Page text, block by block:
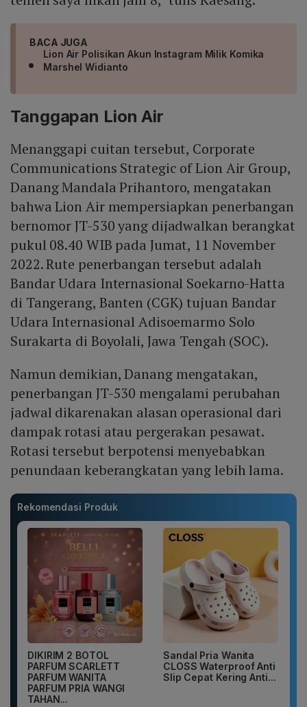
BACA JUGA
Lion Air Polisikan Akun Instagram Milik Komika
Marshel Widianto
Tanggapan Lion Air
Menanggapi cuitan tersebut, Corporate
Communications Strategic of Lion Air Group,
Danang Mandala Prihantoro, mengatakan
bahwa Lion Air mempersiapkan penerbangan
bernomor JT-530 yang dijadwalkan berangkat
pukul 08.40 WIB pada Jumat, 11 November
2022. Rute penerbangan tersebut adalah
Bandar Udara Internasional Soekarno-Hatta
di Tangerang, Banten (CGK) tujuan Bandar
Udara Internasional Adisoemarmo Solo
Surakarta di Boyolali, Jawa Tengah (SOC).
Namun demikian, Danang mengatakan,
penerbangan JT-530 mengalami perubahan
jadwal dikarenakan alasan operasional dari
dampak rotasi atau pergerakan pesawat.
Rotasi tersebut berpotensi menyebabkan
penundaan keberangkatan yang lebih lama.
Rekomendasi Produk
DIKIRIM 2 BOTOL
PARFUM SCARLETT
PARFUM WANITA
PARFUM PRIA WANGI
TAHAN...
Sandal Pria Wanita
CLOSS Waterproof Anti
Slip Cepat Kering Anti...